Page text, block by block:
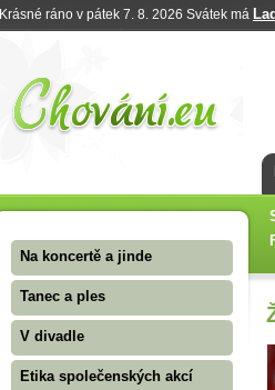
Krásné ráno v pátek 7. 8. 2026 Svátek má
Na koncertě a jinde
Tanec a ples
V divadle
Etika společenských akcí